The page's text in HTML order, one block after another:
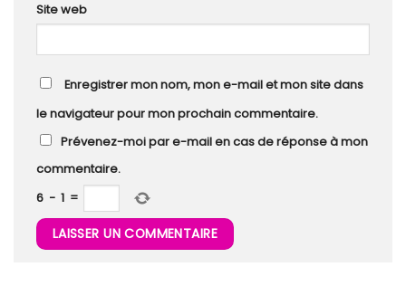
Site web
Enregistrer mon nom, mon e-mail et mon site dans
le navigateur pour mon prochain commentaire.
Prévenez-moi par e-mail en cas de réponse à mon
commentaire.
6 − 1 =